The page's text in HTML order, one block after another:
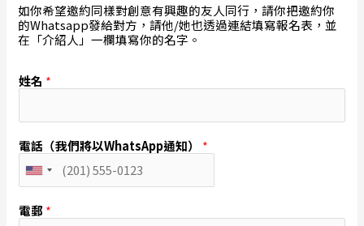
如你希望邀約同樣對創意有興趣的友人同行，請你把邀約你
的Whatsapp發給對方，請他/她也透過連結填寫報名表，並
在「介紹人」一欄填寫你的名字。
姓名 *
電話（我們將以WhatsApp通知） *
U
n
i
t
電郵*